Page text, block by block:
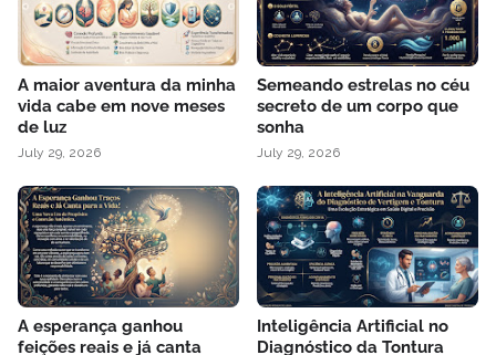
A maior aventura da minha
vida cabe em nove meses
de luz
July 29, 2026
Semeando estrelas no céu
secreto de um corpo que
sonha
July 29, 2026
A esperança ganhou
feições reais e já canta
Inteligência Artificial no
Diagnóstico da Tontura